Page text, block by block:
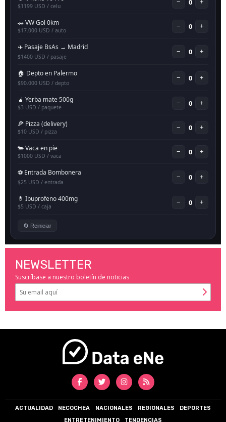
NEWSLETTER
Suscríbase a nuestro boletín de noticias
ACTUALIDAD NECOCHEA NACIONALES REGIONALES
DEPORTES
ENTRETENIMIENTO
TENDENCIAS